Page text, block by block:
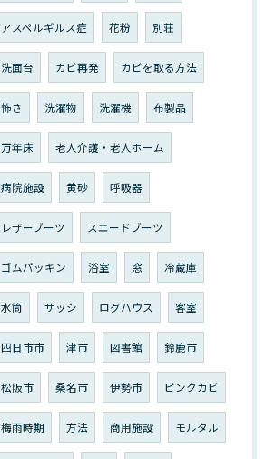
アスペルギルス症 花粉 別荘
洗面台 カビ再発 カビを取る方法
怖さ 洗濯物 洗濯機 布製品
万年床 老人介護・老人ホーム
病院施設 黄砂 呼吸器
レザーブーツ スエードブーツ
ゴムパッキン 浴室 窓 冷蔵庫
水筒 サッシ ログハウス 客室
四日市市 津市 図書館 鈴鹿市
松阪市 桑名市 伊勢市 ピンクカビ
梅雨時期 方法 商用施設 モルタル